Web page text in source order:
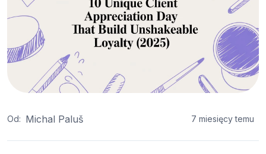
Od: Michal Paluš 7 miesięcy temu